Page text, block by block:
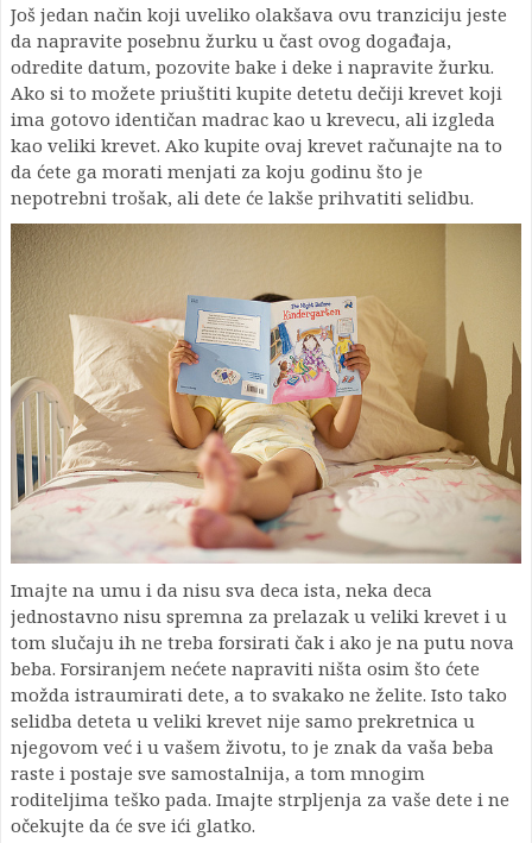
Još jedan način koji uveliko olakšava ovu tranziciju jeste
da napravite posebnu žurku u čast ovog događaja,
odredite datum, pozovite bake i deke i napravite žurku.
Ako si to možete priuštiti kupite detetu dečiji krevet koji
ima gotovo identičan madrac kao u krevecu, ali izgleda
kao veliki krevet. Ako kupite ovaj krevet računajte na to
da ćete ga morati menjati za koju godinu što je
nepotrebni trošak, ali dete će lakše prihvatiti selidbu.
Imajte na umu i da nisu sva deca ista, neka deca
jednostavno nisu spremna za prelazak u veliki krevet i u
tom slučaju ih ne treba forsirati čak i ako je na putu nova
beba. Forsiranjem nećete napraviti ništa osim što ćete
možda istraumirati dete, a to svakako ne želite. Isto tako
selidba deteta u veliki krevet nije samo prekretnica u
njegovom već i u vašem životu, to je znak da vaša beba
raste i postaje sve samostalnija, a tom mnogim
roditeljima teško pada. Imajte strpljenja za vaše dete i ne
očekujte da će sve ići glatko.